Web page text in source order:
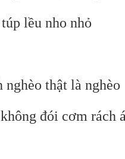
lều nho nhỏ
thật là nghèo
đói cơm rách